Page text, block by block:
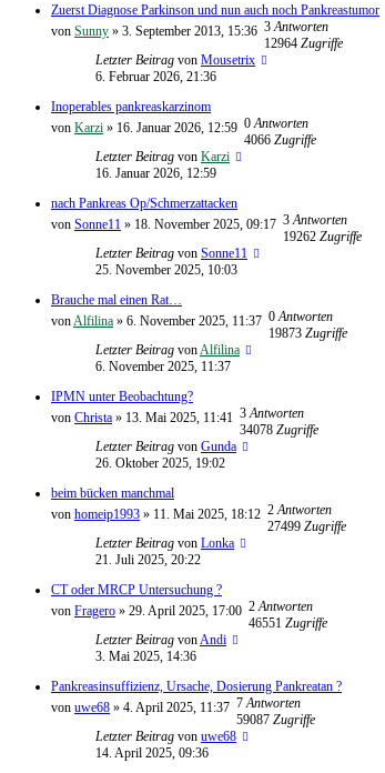
Zuerst Diagnose Parkinson und nun auch noch Pankreastumor
von Sunny » 3. September 2013, 15:36 3Antworten
12964 Zugriffe
Letzter Beitrag von Mousetrix
6. Februar 2026, 21:36
Inoperables pankreaskarzinom
von Karzi » 16. Januar 2026, 12:59 0Antworten
4066 Zugriffe
Letzter Beitrag von Karzi
16. Januar 2026, 12:59
nach Pankreas Op/Schmerzattacken
von Sonne11 » 18. November 2025, 09:17 3Antworten
19262 Zugriffe
Letzter Beitrag von Sonne11
25. November 2025, 10:03
Brauche mal einen Rat…
von Alfilina » 6. November 2025, 11:37 0Antworten
19873 Zugriffe
Letzter Beitrag vonAlfilina
6. November 2025, 11:37
IPMN unter Beobachtung?
von Christa » 13. Mai 2025, 11:41 3Antworten
34078 Zugriffe
Letzter Beitrag von Gunda
26. Oktober 2025, 19:02
beim bücken manchmal
von homeip1993 » 11. Mai 2025, 18:12 2Antworten
27499 Zugriffe
Letzter Beitrag von Lonka
21. Juli 2025, 20:22
CT oder MRCP Untersuchung ?
von Fragero » 29. April 2025, 17:00 2Antworten
46551 Zugriffe
Letzter Beitrag vonAndi
3. Mai 2025, 14:36
Pankreasinsuffizienz, Ursache, Dosierung Pankreatan ?
von uwe68 » 4. April 2025, 11:37 7Antworten
59087 Zugriffe
Letzter Beitrag von uwe68
14. April 2025, 09:36